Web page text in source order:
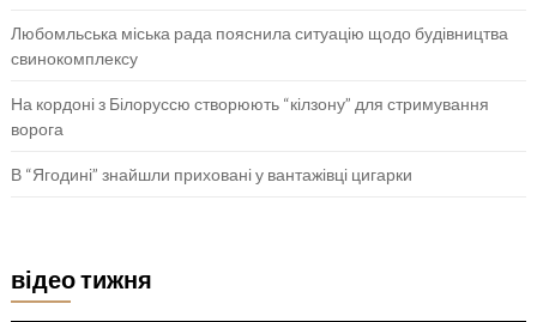
Любомльська міська рада пояснила ситуацію щодо будівництва
свинокомплексу
На кордоні з Білоруссю створюють “кілзону” для стримування
ворога
В “Ягодині” знайшли приховані у вантажівці цигарки
відео тижня